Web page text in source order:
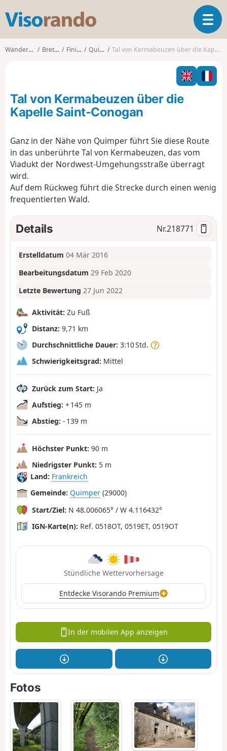
s
o
o
T
o
g
l
n
a
n
Wanderungen Bretagne Finistère Quimper Tal von Kermabeuzen über die Kapelle Saint-Conogan
Tal von Kermabeuzen über die
Kapelle Saint-Conogan
Ganz in der Nähe von Quimper führt Sie diese Route
in das unberührte Tal von Kermabeuzen, das vom
Viadukt der Nordwest-Umgehungsstraße überragt
wird.
Auf dem Rückweg führt die Strecke durch einen wenig
frequentierten Wald.
Details Nr.218771
Erstelldatum 04 Mär 2016
Bearbeitungsdatum 29 Feb 2020
Letzte Bewertung 27 Jun 2022
Aktivität: Zu Fuß
Distanz: 9,71 km
Durchschnittliche Dauer: 3:10 Std.
Schwierigkeitsgrad: Mittel
Zurück zum Start: Ja
Aufstieg: + 145 m
Abstieg: - 139 m
Höchster Punkt: 90 m
Niedrigster Punkt: 5 m
Land: Frankreich
Gemeinde: Quimper (29000)
Start/Ziel: N 48.006065° / W 4.116432°
IGN-Karte(n): Ref. 0518OT, 0519ET, 0519OT
Stündliche Wettervorhersage
Entdecke Visorando Premium
In der mobilen App anzeigen
Fotos